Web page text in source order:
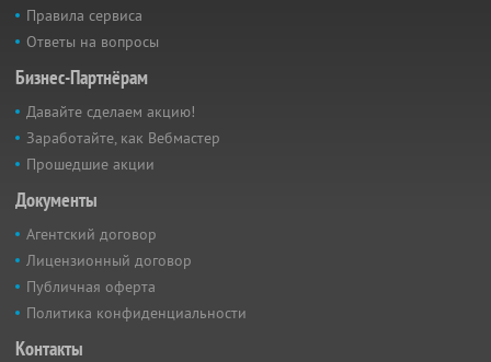
Правила сервиса
Ответы на вопросы
Бизнес-Партнёрам
Давайте сделаем акцию!
Заработайте, как Вебмастер
Прошедшие акции
Документы
Агентский договор
Лицензионный договор
Публичная оферта
Политика конфиденциальности
Контакты